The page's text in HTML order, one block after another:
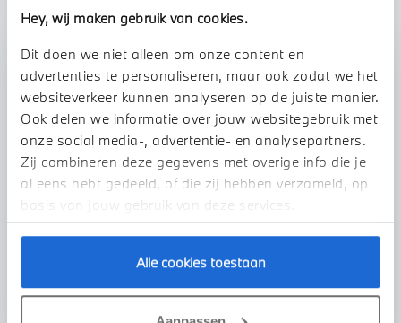
Hey, wij maken gebruik van cookies.
Dit doen we niet alleen om onze content en
advertenties te personaliseren, maar ook zodat we het
websiteverkeer kunnen analyseren op de juiste manier.
Ook delen we informatie over jouw websitegebruik met
onze social media-, advertentie- en analysepartners.
Zij combineren deze gegevens met overige info die je
al eens hebt gedeeld, of die zij hebben verzameld, op
basis van jouw gebruik van deze services.
Alle cookies toestaan
Uw auto inruilen?
Voorstel aanvragen